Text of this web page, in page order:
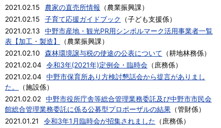
2021.02.15
農家の直売所情報 （農業振興課）
2021.02.15
子育て応援ガイドブック （子ども支援係）
2021.02.13
中野市産地・観光PR用シンボルマーク活用事業者一覧
表【加工・製造】
（農業振興課）
2021.02.10
森林環境譲与税の使途の公表について （耕地林務係）
2021.02.04 令和3年(2021年)定例会・臨時会 （ 庶務係）
2021.02.04 中野市保育所あり方検討懇話会から提言がありまし
た。
（施設係）
2021.02.02 中野市役所庁舎等総合管理業務委託及び中野市市民会
館総合管理業務委託に係る公募型プロポーザルの結果 （管財係）
2021.01.21
令和3年1月臨時会が招集されました （ 庶務係）